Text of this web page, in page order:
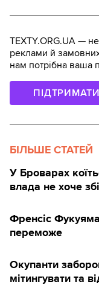
TEXTY.ORG.UA —
реклами й
нам потрібна ваша
ПІДТРИМАТИ
БІЛЬШЕ СТАТЕЙ
У Броварах
влада не хоче
Френсіс
переможе
Окупанти
мітингувати та